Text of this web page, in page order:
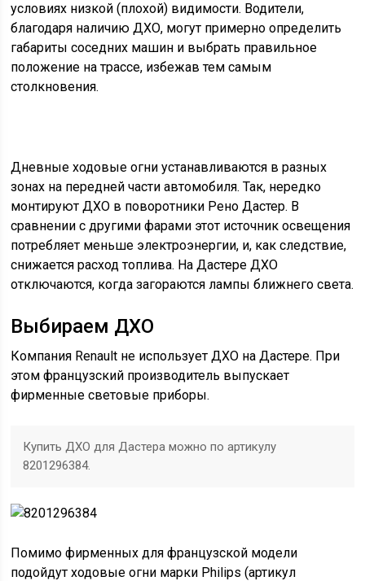
условиях низкой (плохой) видимости. Водители,
благодаря наличию ДХО, могут примерно определить
габариты соседних машин и выбрать правильное
положение на трассе, избежав тем самым
столкновения.
Дневные ходовые огни устанавливаются в разных
зонах на передней части автомобиля. Так, нередко
монтируют ДХО в поворотники Рено Дастер. В
сравнении с другими фарами этот источник освещения
потребляет меньше электроэнергии, и, как следствие,
снижается расход топлива. На Дастере ДХО
отключаются, когда загораются лампы ближнего света.
Выбираем ДХО
Компания Renault не использует ДХО на Дастере. При
этом французский производитель выпускает
фирменные световые приборы.
Купить ДХО для Дастера можно по артикулу
8201296384.
Помимо фирменных для французской модели
подойдут ходовые огни марки Philips (артикул